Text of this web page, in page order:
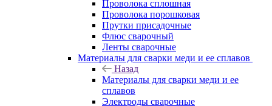
Проволока сплошная
Проволока порошковая
Прутки присадочные
Флюс сварочный
Ленты сварочные
Материалы для сварки меди и ее сплавов
Назад
Материалы для сварки меди и ее
сплавов
Электроды сварочные